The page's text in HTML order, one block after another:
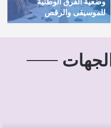
وضعية الفرق الوطنية
للموسيقى والرقص